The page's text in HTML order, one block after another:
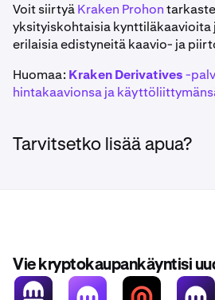
Voit siirtyäKraken Prohon
yksityiskohtaisia kynttiläkaavioita
erilaisia edistyneitä kaavio- ja
Huomaa: Kraken Derivatives-
hintakaavionsa ja
Tarvitsetko lisää apua?
Vie kryptokaupankäyntisi